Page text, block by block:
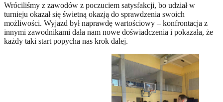
Wróciliśmy z zawodów z poczuciem satysfakcji, bo udział w
turnieju okazał się świetną okazją do sprawdzenia swoich
możliwości. Wyjazd był naprawdę wartościowy – konfrontacja z
innymi zawodnikami dała nam nowe doświadczenia i pokazała, że
każdy taki start popycha nas krok dalej.